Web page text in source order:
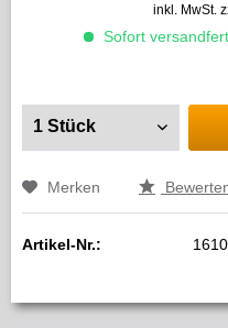
inkl. MwSt.
Sofort
Merken
Artikel-Nr.: